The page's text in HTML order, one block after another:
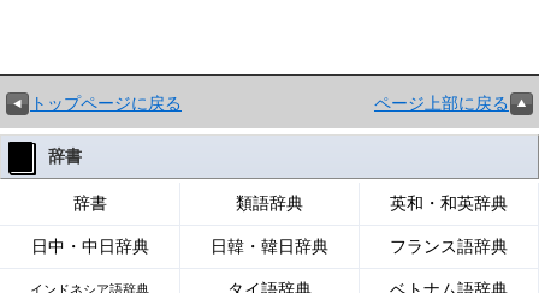
トップページに戻る ページ上部に戻る
辞書
辞書 類語辞典 英和・和英辞典
日中・中日辞典 日韓・韓日辞典 フランス語辞典
インドネシア語辞典